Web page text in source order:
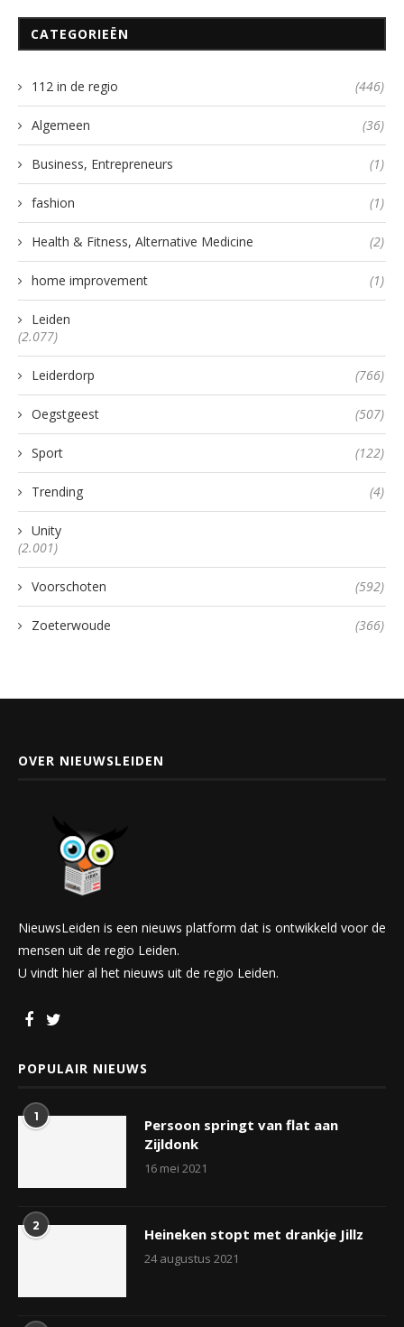
CATEGORIEËN
112 in de regio (446)
Algemeen (36)
Business, Entrepreneurs (1)
fashion (1)
Health & Fitness, Alternative Medicine (2)
home improvement (1)
Leiden
(2.077)
Leiderdorp (766)
Oegstgeest (507)
Sport (122)
Trending (4)
Unity
(2.001)
Voorschoten (592)
Zoeterwoude (366)
OVER NIEUWSLEIDEN
NieuwsLeiden is een nieuws platform dat is ontwikkeld voor de
mensen uit de regio Leiden.
U vindt hier al het nieuws uit de regio Leiden.
POPULAIR NIEUWS
1
Persoon springt van flat aan
Zijldonk
16 mei 2021
2 Heineken stopt met drankje Jillz
24 augustus 2021